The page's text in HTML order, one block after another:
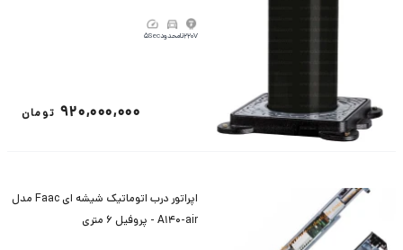
220Vنامحدود5Sec
920,000,000 تومان
اپراتور درب اتوماتیک شیشه ای Faac مدل
A140-air - پروفیل 6 متری